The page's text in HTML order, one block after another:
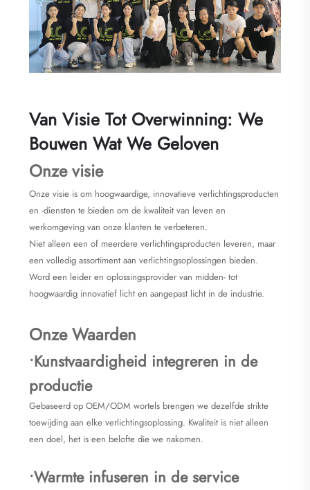
Van Visie Tot Overwinning: We
Bouwen Wat We Geloven
Onze visie
Onze visie is om hoogwaardige, innovatieve verlichtingsproducten
en -diensten te bieden om de kwaliteit van leven en
werkomgeving van onze klanten te verbeteren.
Niet alleen een of meerdere verlichtingsproducten leveren, maar
een volledig assortiment aan verlichtingsoplossingen bieden.
Word een leider en oplossingsprovider van midden- tot
hoogwaardig innovatief licht en aangepast licht in de industrie.
Onze Waarden
•Kunstvaardigheid integreren in de
productie
Gebaseerd op OEM/ODM wortels brengen we dezelfde strikte
toewijding aan elke verlichtingsoplossing. Kwaliteit is niet alleen
een doel, het is een belofte die we nakomen.
•Warmte infuseren in de service